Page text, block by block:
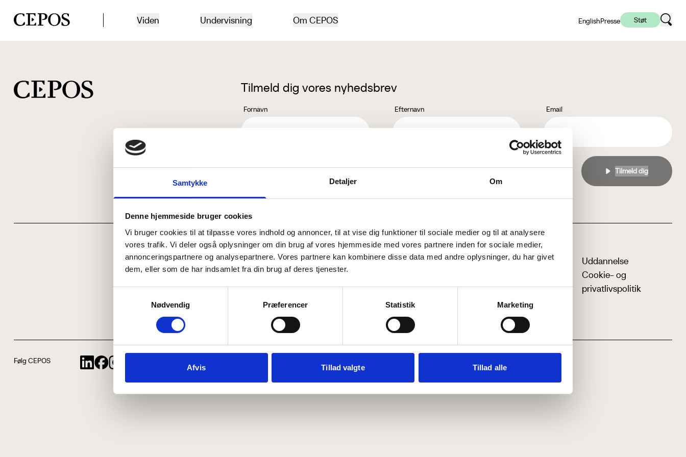
Samtykke Detaljer Om
Denne hjemmeside bruger cookies
Vi bruger cookies til at tilpasse vores indhold og annoncer, til at vise dig funktioner til sociale medier og til at analysere
vores trafik. Vi deler også oplysninger om din brug af vores hjemmeside med vores partnere inden for sociale medier,
annonceringspartnere og analysepartnere. Vores partnere kan kombinere disse data med andre oplysninger, du har givet
dem, eller som de har indsamlet fra din brug af deres tjenester.
Nødvendig
Præferencer Statistik Marketing
Afvis Tillad valgte Tillad alle
CEPOS logo Viden Undervisning Om CEPOS EnglishPresse Støt
Tilmeld dig vores nyhedsbrev
Fornavn Efternavn Email
Jeg accepterer behandlingen af mine personoplysninger i henhold tilprivatlivspolitikken
Hvem er CEPOS
Vores værdier
Medarbejdere
Kontakt
Analyser
ABCepos
Podcast
Uddannelse
Cookie- og
privatlivspolitik
Følg CEPOS